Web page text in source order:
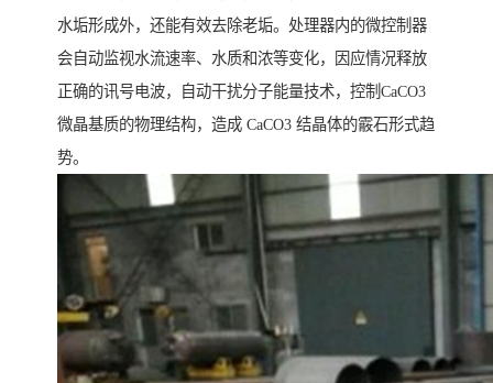
水垢形成外，还能有效去除老垢。处理器内的微控制器
会自动监视水流速率、水质和浓等变化，因应情况释放
正确的讯号电波，自动干扰分子能量技术，控制CaCO3
微晶基质的物理结构，造成 CaCO3 结晶体的霰石形式趋
势。